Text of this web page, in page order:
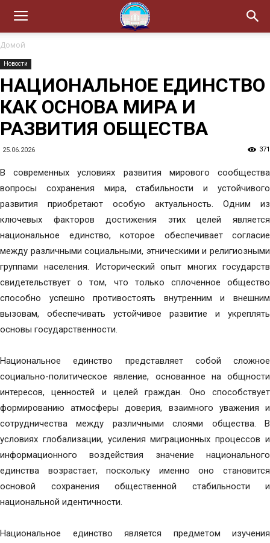
Домой
Новости
НАЦИОНАЛЬНОЕ ЕДИНСТВО
КАК ОСНОВА МИРА И
РАЗВИТИЯ ОБЩЕСТВА
25.06.2026 371
В современных условиях развития мирового сообщества
вопросы сохранения мира, стабильности и устойчивого
развития приобретают особую актуальность. Одним из
ключевых факторов достижения этих целей является
национальное единство, которое обеспечивает согласие
между различными социальными, этническими и религиозными
группами населения. Исторический опыт многих государств
свидетельствует о том, что только сплоченное общество
способно успешно противостоять внутренним и внешним
вызовам, обеспечивать устойчивое развитие и укреплять
основы государственности.
Национальное единство представляет собой сложное
социально-политическое явление, основанное на общности
интересов, ценностей и целей граждан. Оно способствует
формированию атмосферы доверия, взаимного уважения и
сотрудничества между различными слоями общества. В
условиях глобализации, усиления миграционных процессов и
информационного воздействия значение национального
единства возрастает, поскольку именно оно становится
основой сохранения общественной стабильности и
национальной идентичности.
Национальное единство является предметом изучения